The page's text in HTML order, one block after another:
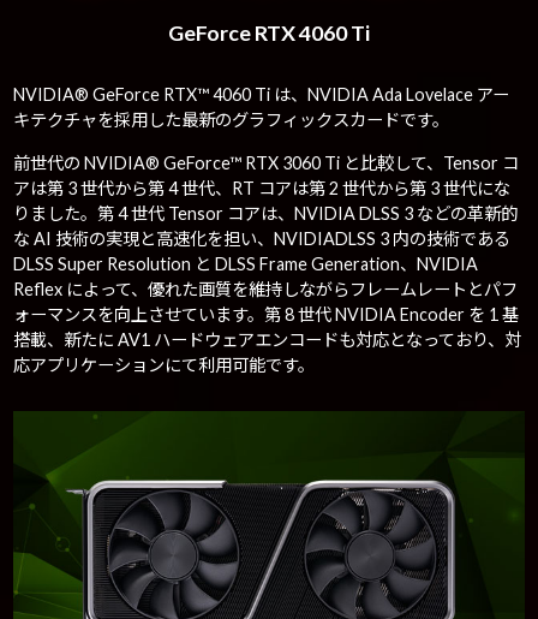
GeForce RTX 4060 Ti
NVIDIA® GeForce RTX™ 4060 Ti は、NVIDIA Ada Lovelace アー
キテクチャを採用した最新のグラフィックスカードです。
前世代の NVIDIA® GeForce™ RTX 3060 Ti と比較して、Tensor コ
アは第 3 世代から第 4 世代、RT コアは第 2 世代から第 3 世代にな
りました。第 4 世代 Tensor コアは、NVIDIA DLSS 3 などの革新的
な AI 技術の実現と高速化を担い、NVIDIADLSS 3 内の技術である
DLSS Super Resolution と DLSS Frame Generation、NVIDIA
Reflex によって、優れた画質を維持しながらフレームレートとパフ
ォーマンスを向上させています。第 8 世代 NVIDIA Encoder を 1 基
搭載、新たに AV1 ハードウェアエンコードも対応となっており、対
応アプリケーションにて利用可能です。